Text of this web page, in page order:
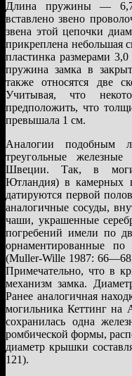
Длина пружины — 6,7
вставлено звено
звена этой цепочки
прикреплена небольшая
пластинка размерами
пружина замка в
также относятся две
Учитывая, что
предположить, что
превышала 1 см.
Аналогии подобным
треугольные
Швеции. Так, в
Ютландия) в камерных
датируются первой
аналогичные сосуды,
чаши, украшенные
погребений имели по
орнаментированные
(Muller-Wille 1987:
Примечательно, что в
механизм замка.
Ранее аналогичная
могильника Кеттинг на
сохранилась одна
ромбической формы,
диаметр крышки
121).